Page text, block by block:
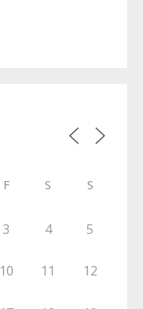
F S S
3 4 5
10 11 12